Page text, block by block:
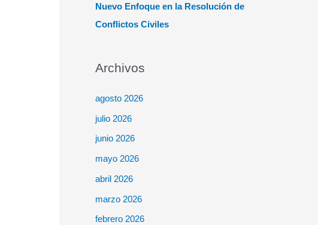
Nuevo Enfoque en la Resolución de
Conflictos Civiles
Archivos
agosto 2026
julio 2026
junio 2026
mayo 2026
abril 2026
marzo 2026
febrero 2026